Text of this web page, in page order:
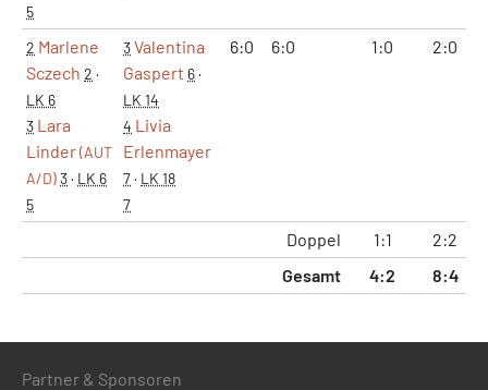
5
2 Marlene
Sczech 2 ·
LK 6
3 Lara
Linder(AUT
A/D)3· LK 6
5
3Valentina
Gaspert 6·
LK 14
4 Livia
Erlenmayer
7· LK 18
7
6:0 6:0 1:0 2:0
Doppel 1:1 2:2
Gesamt
4:2 8:4
Partner & Sponsoren